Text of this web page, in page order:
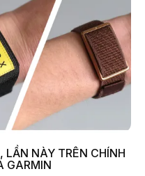
LẦN NÀY TRÊN CHÍNH
GARMIN